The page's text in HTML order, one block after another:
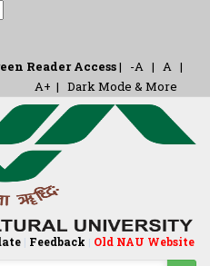
Reader Access| -A | A |
A+ | Dark Mode & More
| Feedback | Old NAU Website